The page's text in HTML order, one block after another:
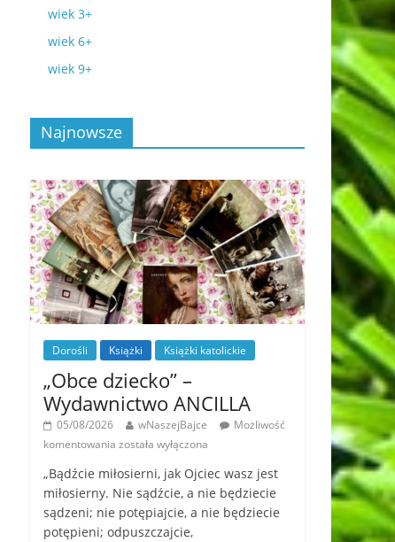
wiek 3+
wiek 6+
wiek 9+
Najnowsze
Dorośli Książki Książki katolickie
„Obce dziecko” –
Wydawnictwo ANCILLA
05/08/2026 wNaszejBajce
Możliwość
komentowania została wyłączona
„Bądźcie miłosierni, jak Ojciec wasz jest
miłosierny. Nie sądźcie, a nie będziecie
sądzeni; nie potępiajcie, a nie będziecie
potępieni; odpuszczajcie,